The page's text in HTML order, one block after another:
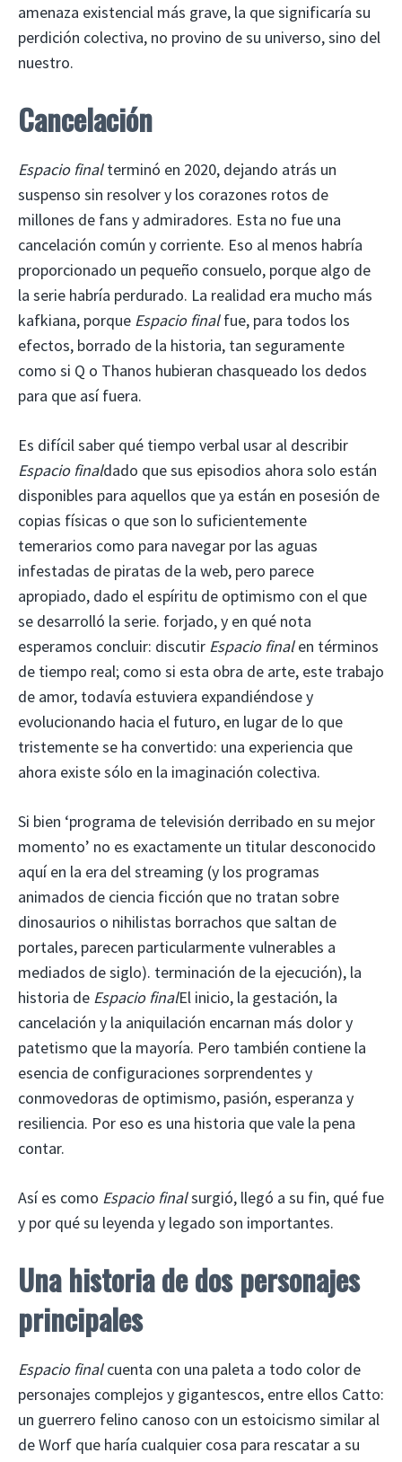
amenaza existencial más grave, la que significaría su
perdición colectiva, no provino de su universo, sino del
nuestro.
Cancelación
Espacio finalterminó en 2020, dejando atrás un
suspenso sin resolver y los corazones rotos de
millones de fans y admiradores. Esta no fue una
cancelación común y corriente. Eso al menos habría
proporcionado un pequeño consuelo, porque algo de
la serie habría perdurado. La realidad era mucho más
kafkiana, porque Espacio finalfue, para todos los
efectos, borrado de la historia, tan seguramente
como si Q o Thanos hubieran chasqueado los dedos
para que así fuera.
Es difícil saber qué tiempo verbal usar al describir
Espacio finaldado que sus episodios ahora solo están
disponibles para aquellos que ya están en posesión de
copias físicas o que son lo suficientemente
temerarios como para navegar por las aguas
infestadas de piratas de la web, pero parece
apropiado, dado el espíritu de optimismo con el que
se desarrolló la serie. forjado, y en qué nota
esperamos concluir: discutir Espacio finalen términos
de tiempo real; como si esta obra de arte, este trabajo
de amor, todavía estuviera expandiéndose y
evolucionando hacia el futuro, en lugar de lo que
tristemente se ha convertido: una experiencia que
ahora existe sólo en la imaginación colectiva.
Si bien ‘programa de televisión derribado en su mejor
momento’ no es exactamente un titular desconocido
aquí en la era del streaming (y los programas
animados de ciencia ficción que no tratan sobre
dinosaurios o nihilistas borrachos que saltan de
portales, parecen particularmente vulnerables a
mediados de siglo). terminación de la ejecución), la
historia de Espacio finalEl inicio, la gestación, la
cancelación y la aniquilación encarnan más dolor y
patetismo que la mayoría. Pero también contiene la
esencia de configuraciones sorprendentes y
conmovedoras de optimismo, pasión, esperanza y
resiliencia. Por eso es una historia que vale la pena
contar.
Así es como Espacio finalsurgió, llegó a su fin, qué fue
y por qué su leyenda y legado son importantes.
Una historia de dos personajes
principales
Espacio finalcuenta con una paleta a todo color de
personajes complejos y gigantescos, entre ellos Catto:
un guerrero felino canoso con un estoicismo similar al
de Worf que haría cualquier cosa para rescatar a su